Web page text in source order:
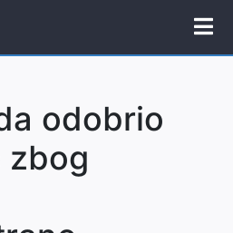
odobrio
zbog